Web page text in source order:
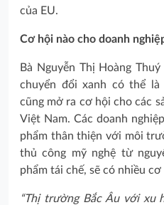
của EU.
Cơ hội nào cho doanh
Bà Nguyễn Thị Hoàng
chuyển đổi xanh có thể là
cũng mở ra cơ hội cho các
Việt Nam. Các doanh
phẩm thân thiện với môi
thủ công mỹ nghệ từ
phẩm tái chế, sẽ có nhiều
“Thị trường Bắc Âu với xu